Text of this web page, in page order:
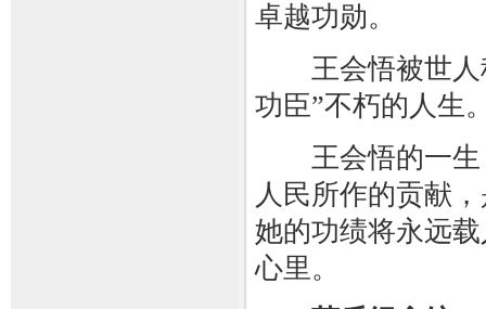
卓越功勋。
王会悟被世人称
功臣”不朽的人生
王会悟的一生
人民所作的贡献
她的功绩将永远
心里。